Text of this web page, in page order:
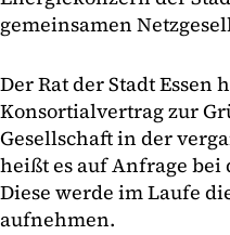
gemeinsamen
Der Rat der Stadt Essen
Konsortialvertrag zur
Gesellschaft in der
heißt es auf Anfrage bei
Diese werde im Laufe
aufnehmen.